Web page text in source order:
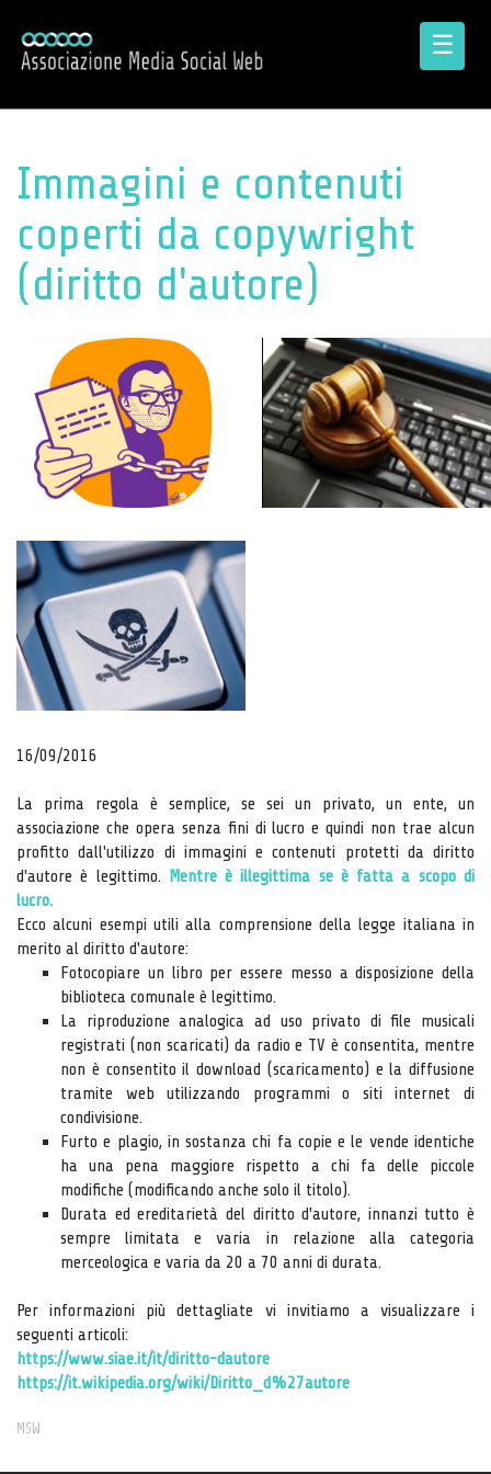
☰
Immagini e contenuti
coperti da copywright
(diritto d'autore)
16/09/2016
La prima regola è semplice, se sei un privato, un ente, un
associazione che opera senza fini di lucro e quindi non trae alcun
profitto dall'utilizzo di immagini e contenuti protetti da diritto
d'autore è legittimo. Mentre è illegittima se è fatta a scopo di
lucro.
Ecco alcuni esempi utili alla comprensione della legge italiana in
merito al diritto d'autore:
Fotocopiare un libro per essere messo a disposizione della
biblioteca comunale è legittimo.
La riproduzione analogica ad uso privato di file musicali
registrati (non scaricati) da radio e TV è consentita, mentre
non è consentito il download (scaricamento) e la diffusione
tramite web utilizzando programmi o siti internet di
condivisione.
Furto e plagio, in sostanza chi fa copie e le vende identiche
ha una pena maggiore rispetto a chi fa delle piccole
modifiche (modificando anche solo il titolo).
Durata ed ereditarietà del diritto d'autore, innanzi tutto è
sempre limitata e varia in relazione alla categoria
merceologica e varia da 20 a 70 anni di durata.
Per informazioni più dettagliate vi invitiamo a visualizzare i
seguenti articoli:
https://www.siae.it/it/diritto-dautore
https://it.wikipedia.org/wiki/Diritto_d%27autore
MSW